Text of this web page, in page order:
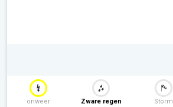
onweer Zware regen Storm